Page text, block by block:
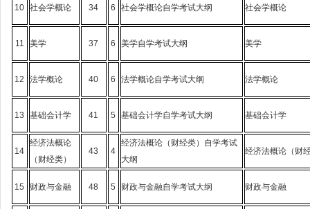
10 社会学概论 34 6 社会学概论自学考试大纲 社会学概论
11 美学 37 6 美学自学考试大纲 美学
12 法学概论 40 6 法学概论自学考试大纲 法学概论
13 基础会计学 41 5 基础会计学自学考试大纲 基础会计学
14
经济法概论
（财经类）
43 4
经济法概论（财经类）自学考试
大纲
经济法概论（财
15 财政与金融 48 5 财政与金融自学考试大纲 财政与金融